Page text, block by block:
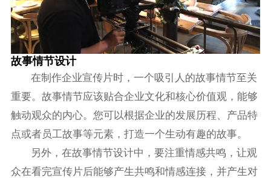
故事情节设计
在制作企业宣传片时，一个吸引人的故事情节至关
重要。故事情节应该贴合企业文化和核心价值观，能够
触动观众的内心。您可以根据企业的发展历程、产品特
点或者员工故事等元素，打造一个生动有趣的故事。
另外，在故事情节设计中，要注重情感共鸣，让观
众在看完宣传片后能够产生共鸣和情感连接，并产生对